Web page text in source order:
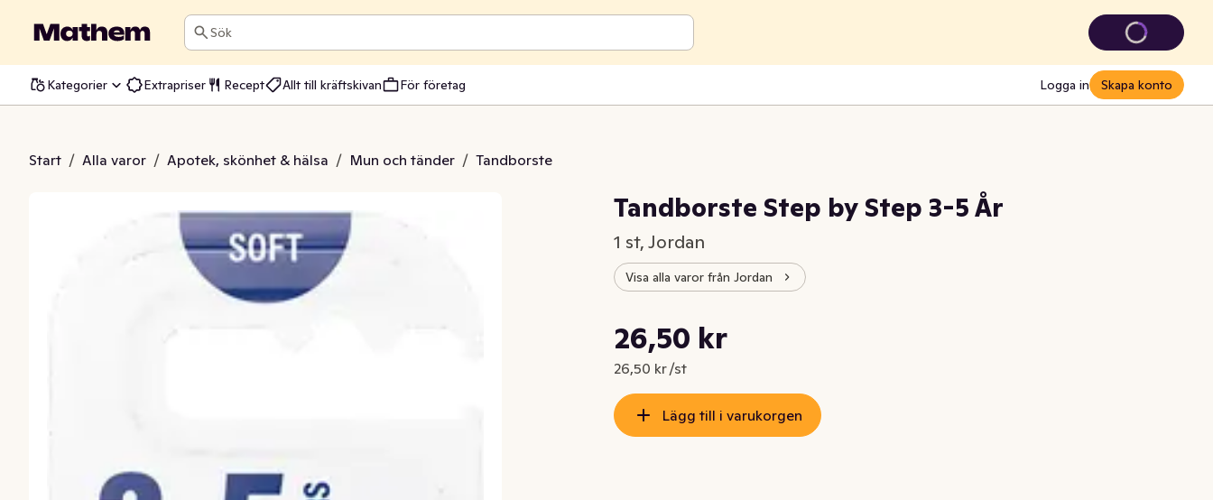
Sök
Kategorier Extrapriser Recept Allt till kräftskivan För företag Logga in Skapa konto
Start / Alla varor / Apotek, skönhet & hälsa / Mun och tänder / Tandborste
by Step 3-5 År
Tandborste Step by Step 3-5 År
1 st, Jordan
Visa alla varor från Jordan
Nuvarande pris är: 26,50 kr
26,50 kr
26,50 kr /st
Styckpris: 26,50 kr /st
Lägg till i varukorgen